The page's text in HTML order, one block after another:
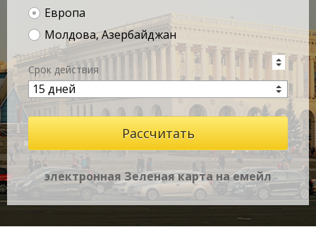
Европа
Молдова, Азербайджан
Срок действия
электронная Зеленая карта на емейл